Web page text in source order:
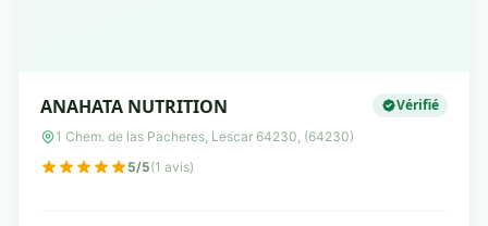
ANAHATA NUTRITION Vérifié
1 Chem. de las Pacheres, Lescar 64230, (64230)
5/5(1 avis)